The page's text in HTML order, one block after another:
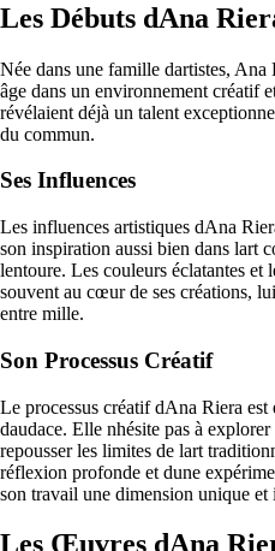
Les Débuts dAna
Née dans une famille dartistes, Ana
âge dans un environnement créatif
révélaient déjà un talent
du commun.
Ses Influences
Les influences artistiques dAna
son inspiration aussi bien dans lart
lentoure. Les couleurs éclatantes et
souvent au cœur de ses créations,
entre mille.
Son Processus Créatif
Le processus créatif dAna Riera est
daudace. Elle nhésite pas à
repousser les limites de lart
réflexion profonde et dune
son travail une dimension unique et
Les Œuvres dAna